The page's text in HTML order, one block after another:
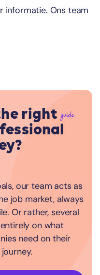
informatie. Ons team
rightguide
our team acts as
job market, always
Or rather, several
on what
need on their